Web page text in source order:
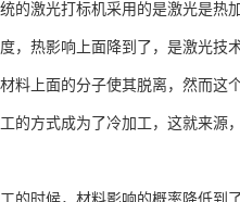
的激光打标机采用的是激光是热
，热影响上面降到了，是激光技术
料上面的分子使其脱离，然而这
的方式成为了冷加工，这就来源